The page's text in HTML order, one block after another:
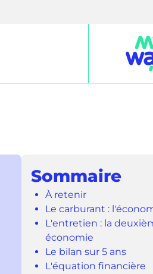
Sommaire
À retenir
Le carburant :
L'entretien : la
économie
Le bilan sur 5 ans
L'équation financière